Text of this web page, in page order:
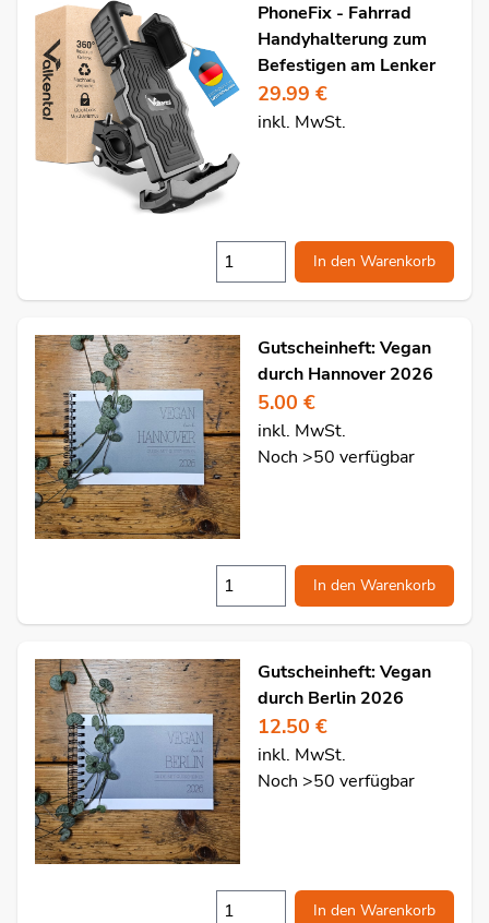
PhoneFix - Fahrrad
Handyhalterung zum
Befestigen am Lenker
29.99 €
inkl. MwSt.
In den Warenkorb
Gutscheinheft: Vegan
durch Hannover 2026
5.00 €
inkl. MwSt.
Noch >50 verfügbar
In den Warenkorb
Gutscheinheft: Vegan
durch Berlin 2026
12.50 €
inkl. MwSt.
Noch >50 verfügbar
In den Warenkorb